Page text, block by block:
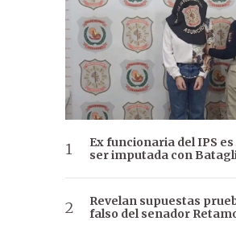
Ex funcionaria del IPS
ser imputada con
Revelan supuestas
falso del senador